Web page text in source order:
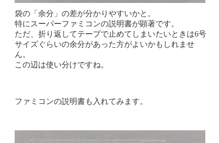
袋の「余分」の差が分かりやすいかと。
特にスーパーファミコンの説明書が顕著です。
ただ、折り返してテープで止めてしまいたいときは6号
サイズぐらいの余分があった方がよいかもしれませ
ん。
この辺は使い分けですね。
ファミコンの説明書も入れてみます。